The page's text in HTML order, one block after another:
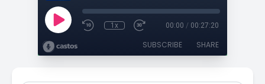
1x 00:00 / 00:27:20
SUBSCRIBE SHARE